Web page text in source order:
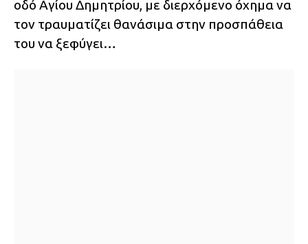
οδό Αγίου Δημητρίου, με διερχόμενο όχημα να
τον τραυματίζει θανάσιμα στην προσπάθεια
του να ξεφύγει…